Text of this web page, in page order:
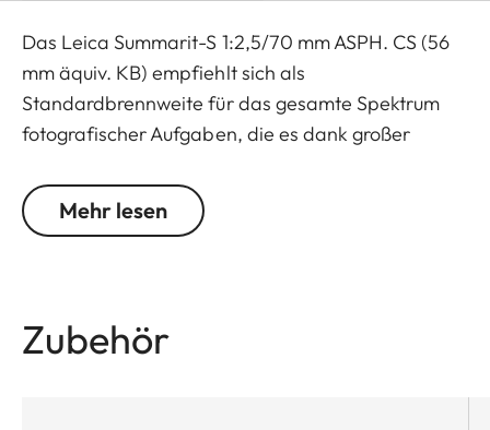
Das Leica Summarit-S 1:2,5/70 mm ASPH. CS (56
mm äquiv. KB) empfiehlt sich als
Standardbrennweite für das gesamte Spektrum
fotografischer Aufgaben, die es dank großer
allen Blenden und Entfernungen herausragend
meistert. Um monochromatische Fehler praktisch
Ausnahmecharakter dieses Objektivs.
Mehr lesen
Zubehör